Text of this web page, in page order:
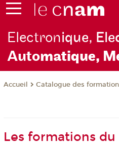
Electronique,
Automatique,
Accueil Catalogue des
Les formations